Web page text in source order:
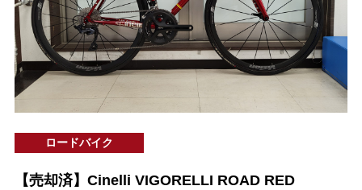
ロードバイク
【売却済】Cinelli VIGORELLI ROAD RED